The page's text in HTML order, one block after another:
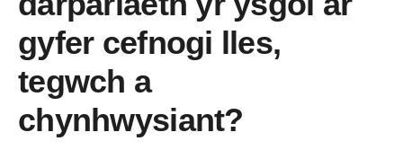
gyfer cefnogi lles,
tegwch a
chynhwysiant?